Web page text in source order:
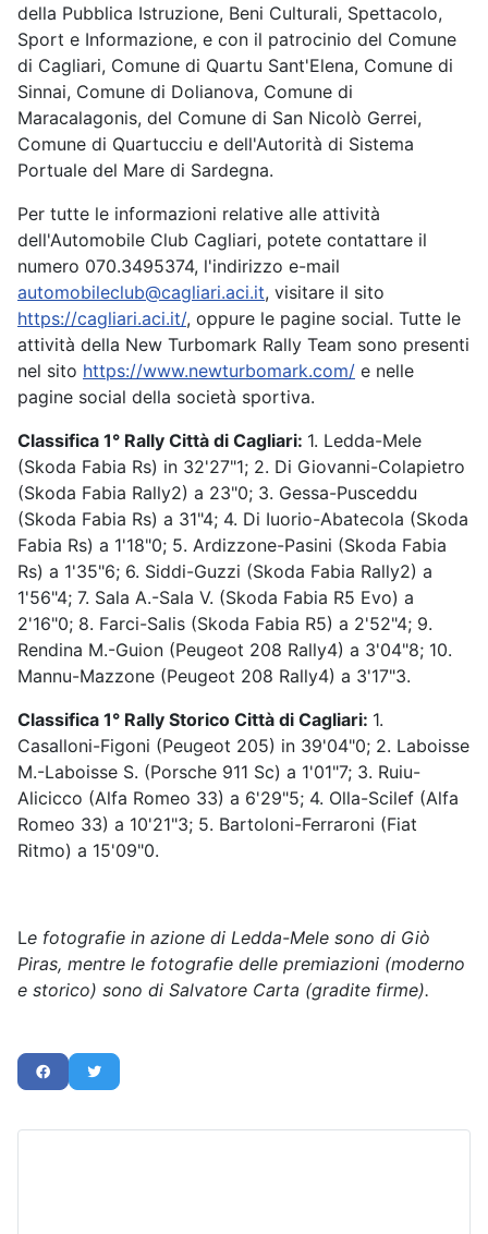
della Pubblica Istruzione, Beni Culturali, Spettacolo,
Sport e Informazione, e con il patrocinio del Comune
di Cagliari, Comune di Quartu Sant'Elena, Comune di
Sinnai, Comune di Dolianova, Comune di
Maracalagonis, del Comune di San Nicolò Gerrei,
Comune di Quartucciu e dell'Autorità di Sistema
Portuale del Mare di Sardegna.
Per tutte le informazioni relative alle attività
dell'Automobile Club Cagliari, potete contattare il
numero 070.3495374, l'indirizzo e-mail
automobileclub@cagliari.aci.it, visitare il sito
https://cagliari.aci.it/, oppure le pagine social. Tutte le
attività della New Turbomark Rally Team sono presenti
nel sito https://www.newturbomark.com/ e nelle
pagine social della società sportiva.
Classifica 1° Rally Città di Cagliari: 1. Ledda-Mele
(Skoda Fabia Rs) in 32'27"1; 2. Di Giovanni-Colapietro
(Skoda Fabia Rally2) a 23"0; 3. Gessa-Pusceddu
(Skoda Fabia Rs) a 31"4; 4. Di Iuorio-Abatecola (Skoda
Fabia Rs) a 1'18"0; 5. Ardizzone-Pasini (Skoda Fabia
Rs) a 1'35"6; 6. Siddi-Guzzi (Skoda Fabia Rally2) a
1'56"4; 7. Sala A.-Sala V. (Skoda Fabia R5 Evo) a
2'16"0; 8. Farci-Salis (Skoda Fabia R5) a 2'52"4; 9.
Rendina M.-Guion (Peugeot 208 Rally4) a 3'04"8; 10.
Mannu-Mazzone (Peugeot 208 Rally4) a 3'17"3.
Classifica 1° Rally Storico Città di Cagliari: 1.
Casalloni-Figoni (Peugeot 205) in 39'04"0; 2. Laboisse
M.-Laboisse S. (Porsche 911 Sc) a 1'01"7; 3. Ruiu-
Alicicco (Alfa Romeo 33) a 6'29"5; 4. Olla-Scilef (Alfa
Romeo 33) a 10'21"3; 5. Bartoloni-Ferraroni (Fiat
Ritmo) a 15'09"0.
Le fotografie in azione di Ledda-Mele sono di Giò
Piras, mentre le fotografie delle premiazioni (moderno
e storico) sono di Salvatore Carta (gradite firme).